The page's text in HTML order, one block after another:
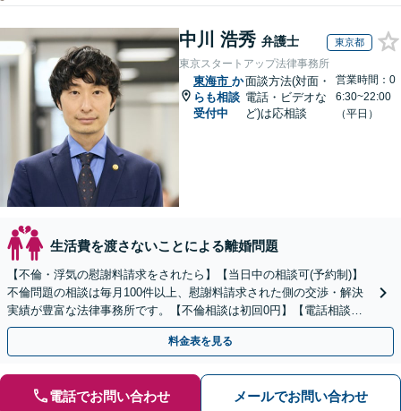
中川 浩秀 弁護士 東京都
東京スタートアップ法律事務所
東海市 か
らも相談
受付中
面談方法(対面・
電話・ビデオな
ど)は応相談
営業時間：0
6:30~22:00
（平日）
生活費を渡さないことによる離婚問題
【不倫・浮気の慰謝料請求をされたら】【当日中の相談可(予約制)】
不倫問題の相談は毎月100件以上、慰謝料請求された側の交渉・解決
実績が豊富な法律事務所です。【不倫相談は初回0円】【電話相談で
ご契約まで対応可/来所不要】
料金表を見る
電話でお問い合わせ メールでお問い合わせ